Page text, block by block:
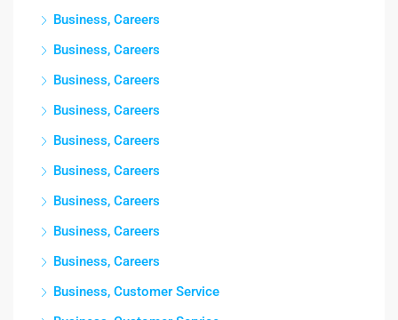
Business, Careers
Business, Careers
Business, Careers
Business, Careers
Business, Careers
Business, Careers
Business, Careers
Business, Careers
Business, Careers
Business, Customer Service